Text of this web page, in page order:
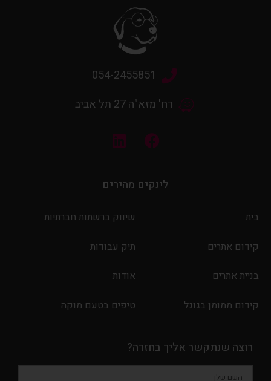
054-2455851
רח' מזא"ה 27 תל אביב
לינקים מהירים
בית
קידום אתרים
בניית אתרים
קידום ממומן בגוגל
שיווק ברשתות חברתיות
תיק עבודות
אודות
טיפים בטעם מוקה
רוצה שנתקשר אליך בחזרה?